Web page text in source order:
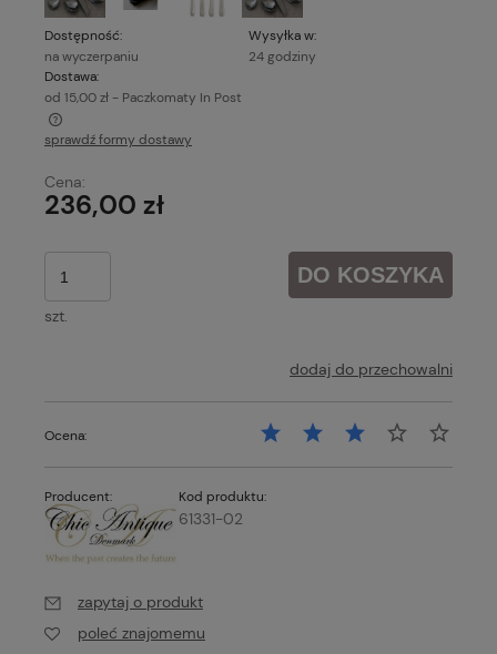
Dostępność:
na wyczerpaniu
Wysyłka w:
24 godziny
Dostawa:
od 15,00 zł - Paczkomaty In Post
Cena nie zawiera ewentualnych kosztów płatności
sprawdź formy dostawy
Cena:
236,00 zł
szt.
DO KOSZYKA
dodaj do przechowalni
Ocena:
Producent: Kod produktu:
61331-02
zapytaj o produkt
poleć znajomemu